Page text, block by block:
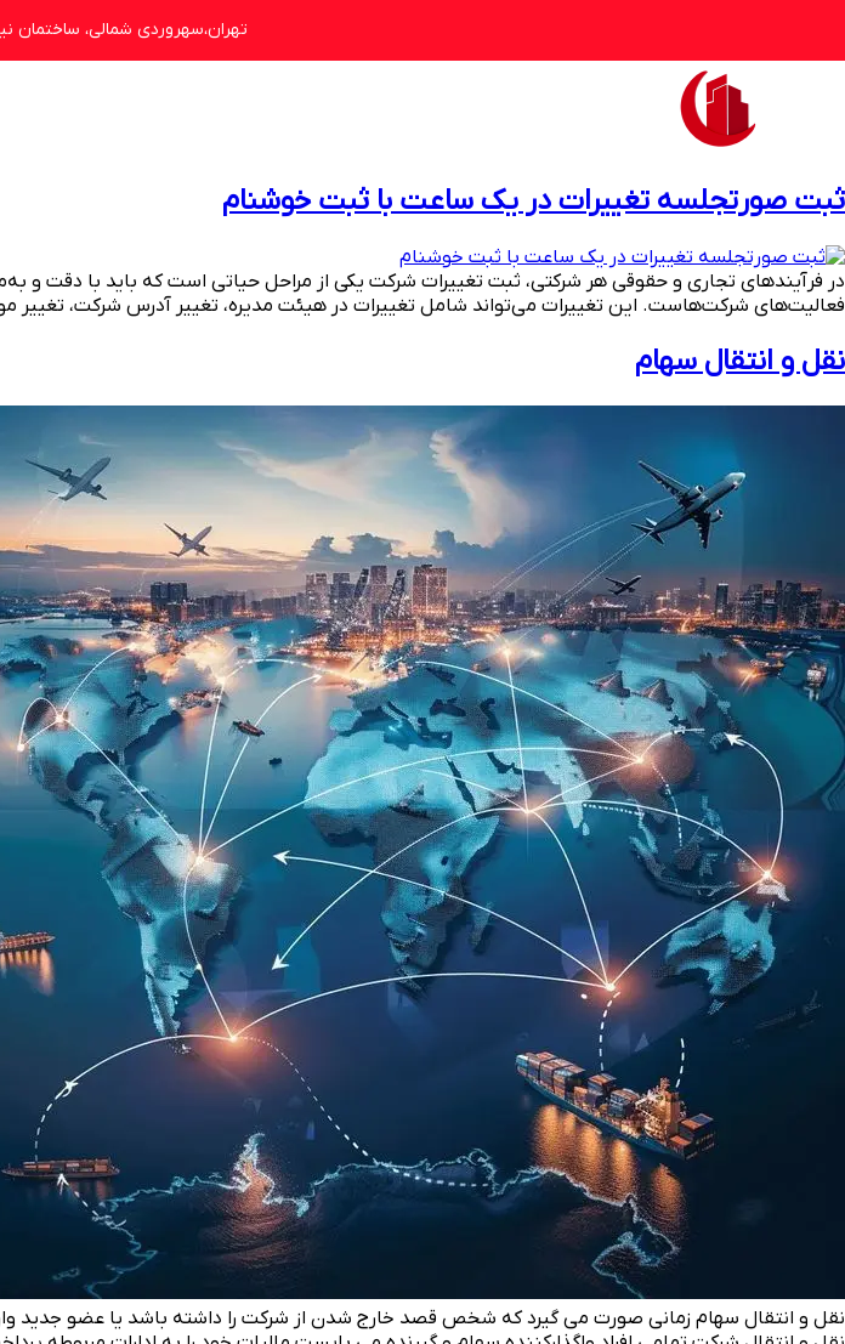
تهران،سهروردی شمالی، ساختمان نیلی ، پلاک
ثبت صورتجلسه تغییرات در یک ساعت با ثبت خوشنام
در فرآیندهای تجاری و حقوقی هر شرکتی، ثبت تغییرات شرکت یکی از مراحل حیاتی است که باید با دقت و
فعالیت‌های شرکت‌هاست. این تغییرات می‌تواند شامل تغییرات در هیئت مدیره، تغییر آدرس شرکت، تغییر
نقل و انتقال سهام
نقل و انتقال سهام زمانی صورت می گیرد که شخص قصد خارج شدن از شرکت را داشته باشد یا عضو جدید